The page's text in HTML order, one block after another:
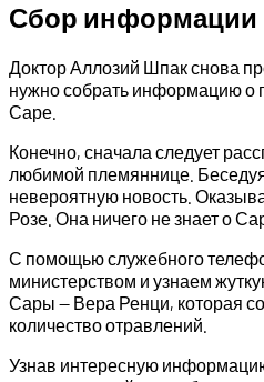
Сбор информации
Доктор Аллозий Шпак снова
нужно собрать информацию о
Саре.
Конечно, сначала следует
любимой племяннице.
невероятную новость.
Розе. Она ничего не знает о
С помощью служебного
министерством и узнаем
Сары — Вера Ренци, которая
количество отравлений.
Узнав интересную